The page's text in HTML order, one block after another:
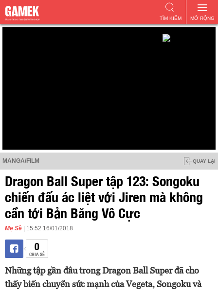
MỞ RỘNG
TÌM KIẾM
MANGA/FILM QUAY LẠI
Dragon Ball Super tập 123: Songoku
chiến đấu ác liệt với Jiren mà không
cần tới Bản Băng Vô Cực
Mẹ Sề | 15:52 16/01/2018
0
CHIA SẺ
Những tập gần đâu trong Dragon Ball Super đã cho
thấy biến chuyển sức mạnh của Vegeta, Songoku và